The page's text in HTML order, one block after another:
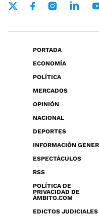
PORTADA
ECONOMÍA
POLÍTICA
MERCADOS
OPINIÓN
NACIONAL
DEPORTES
INFORMACIÓN
ESPECTÁCULOS
RSS
POLÍTICA DE
PRIVACIDAD DE
ÁMBITO.COM
EDICTOS JUDICIALES